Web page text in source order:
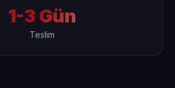
1-3 Gün
Teslim